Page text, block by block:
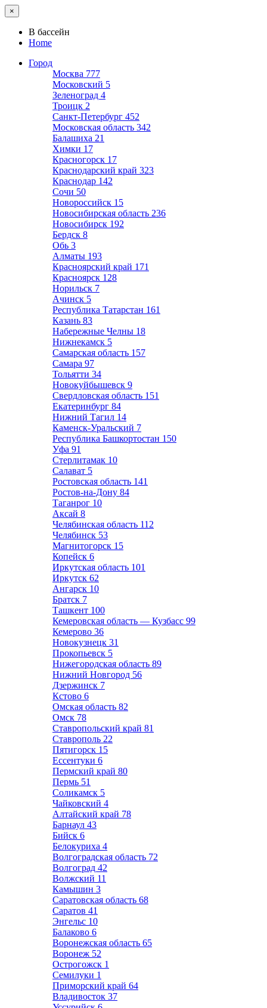
×
В бассейн
Home
Город
Москва 777
Московский 5
Зеленоград 4
Троицк 2
Санкт-Петербург 452
Московская область 342
Балашиха 21
Химки 17
Красногорск 17
Краснодарский край 323
Краснодар 142
Сочи 50
Новороссийск 15
Новосибирская область 236
Новосибирск 192
Бердск 8
Обь 3
Алматы 193
Красноярский край 171
Красноярск 128
Норильск 7
Ачинск 5
Республика Татарстан 161
Казань 83
Набережные Челны 18
Нижнекамск 5
Самарская область 157
Самара 97
Тольятти 34
Новокуйбышевск 9
Свердловская область 151
Екатеринбург 84
Нижний Тагил 14
Каменск-Уральский 7
Республика Башкортостан 150
Уфа 91
Стерлитамак 10
Салават 5
Ростовская область 141
Ростов-на-Дону 84
Таганрог 10
Аксай 8
Челябинская область 112
Челябинск 53
Магнитогорск 15
Копейск 6
Иркутская область 101
Иркутск 62
Ангарск 10
Братск 7
Ташкент 100
Кемеровская область — Кузбасс 99
Кемерово 36
Новокузнецк 31
Прокопьевск 5
Нижегородская область 89
Нижний Новгород 56
Дзержинск 7
Кстово 6
Омская область 82
Омск 78
Ставропольский край 81
Ставрополь 22
Пятигорск 15
Ессентуки 6
Пермский край 80
Пермь 51
Соликамск 5
Чайковский 4
Алтайский край 78
Барнаул 43
Бийск 6
Белокуриха 4
Волгоградская область 72
Волгоград 42
Волжский 11
Камышин 3
Саратовская область 68
Саратов 41
Энгельс 10
Балаково 6
Воронежская область 65
Воронеж 52
Острогожск 1
Семилуки 1
Приморский край 64
Владивосток 37